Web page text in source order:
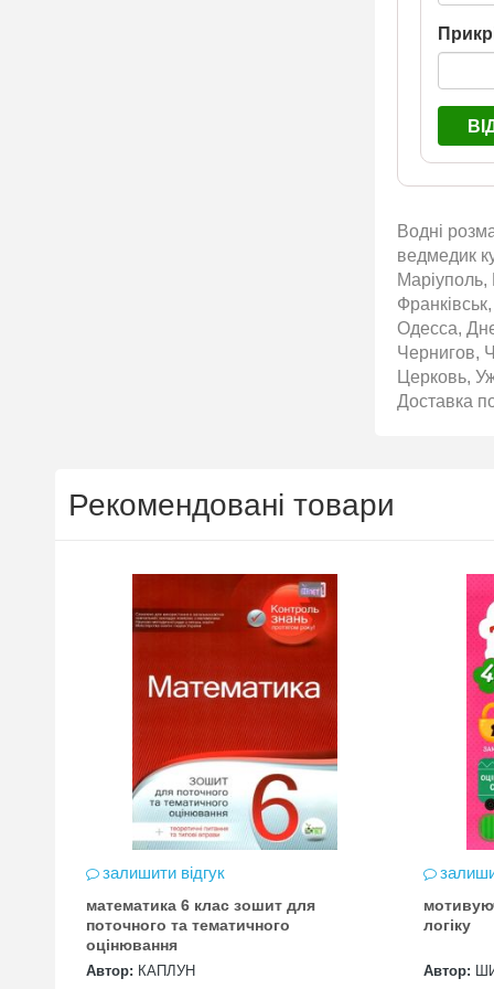
Водні
ведмедик
Маріуполь,
Одесса,
Чернигов,
Церковь,
Доставка
Рекомендовані товари
залишити відгук
математика 6 клас зошит для
поточного та тематичного
оцінювання
Автор: КАПЛУН
логіку
Автор: